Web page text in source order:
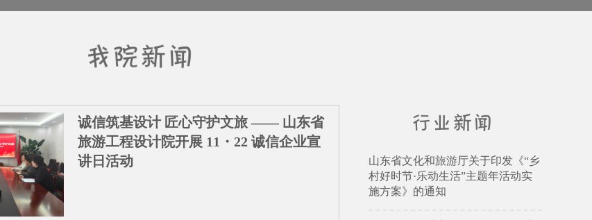
诚信筑基设计 匠心守护文旅 —— 山东省
旅游工程设计院开展 11・22 诚信企业宣
讲日活动
山东省文化和旅游厅关于印发《“乡
村好时节·乐动生活”主题年活动实
施方案》的通知